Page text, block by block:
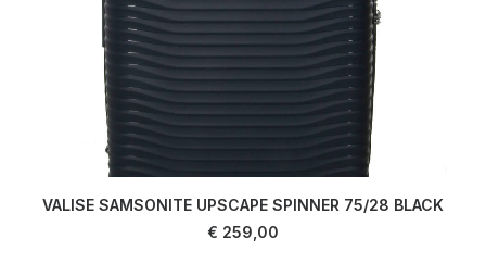
VALISE SAMSONITE UPSCAPE SPINNER 75/28 BLACK
€ 259,00